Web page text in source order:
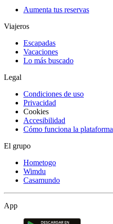
Aumenta tus reservas
Viajeros
Escapadas
Vacaciones
Lo más buscado
Legal
Condiciones de uso
Privacidad
Cookies
Accesibilidad
Cómo funciona la plataforma
El grupo
Hometogo
Wimdu
Casamundo
App